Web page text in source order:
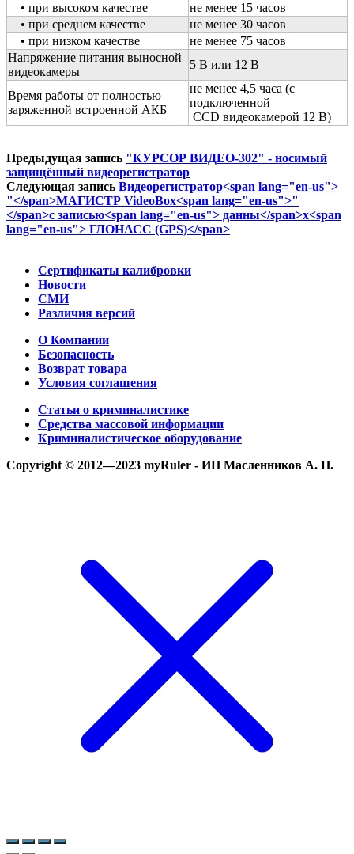
• при высоком качестве
не менее 15 часов
• при среднем качестве
не менее 30 часов
• при низком качестве
не менее 75 часов
Напряжение питания выносной
видеокамеры
5 В или 12 В
Время работы от полностью
заряженной встроенной АКБ
не менее 4,5 часа (c
подключенной
CCD видеокамерой 12 В)
Предыдущая запись "КУРСОР ВИДЕО-302" - носимый
защищённый видеорегистратор
Следующая запись Видеорегистратор<span lang="en-us">
"</span>МАГИСТР VideoBox<span lang="en-us">"
</span>с записью<span lang="en-us"> данны</span>х<span
lang="en-us"> ГЛОНАСС (GPS)</span>
Сертификаты калибровки
Новости
СМИ
Различия версий
О Компании
Безопасность
Возврат товара
Условия соглашения
Статьи о криминалистике
Средства массовой информации
Криминалистическое оборудование
Copyright © 2012—2023 myRuler - ИП Масленников А. П.